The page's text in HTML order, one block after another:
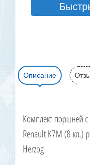
Описание
Комплект поршней с
Renault K7M (8 кл.)
Herzog